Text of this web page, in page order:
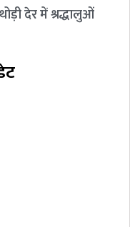
देर में श्रद्धालुओं